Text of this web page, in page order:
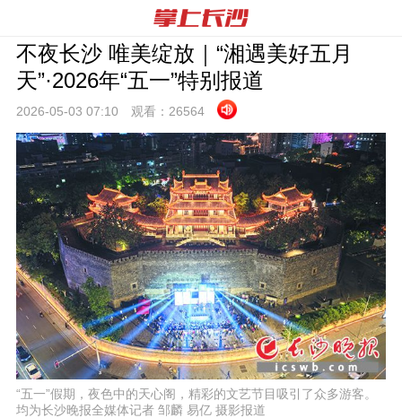
不夜长沙 唯美绽放｜“湘遇美好五月
天”·2026年“五一”特别报道
2026-05-03 07:10 观看： 26564
“五一”假期，夜色中的天心阁，精彩的文艺节目吸引了众多游客。
均为长沙晚报全媒体记者 邹麟 易亿 摄影报道